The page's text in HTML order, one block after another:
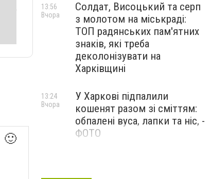
🙂
Солдат, Висоцький та серп
з молотом на міськраді:
ТОП радянських пам'ятних
знаків, які треба
деколонізувати на
Харківщині
13:56
Вчора
У Харкові підпалили
кошенят разом зі сміттям:
обпалені вуса, лапки та ніс, -
ФОТО
13:24
Вчора